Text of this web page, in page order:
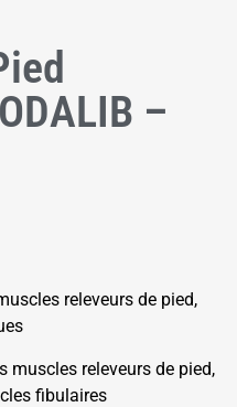
–
releveurs de pied,
muscles releveurs de pied,
fibulaires